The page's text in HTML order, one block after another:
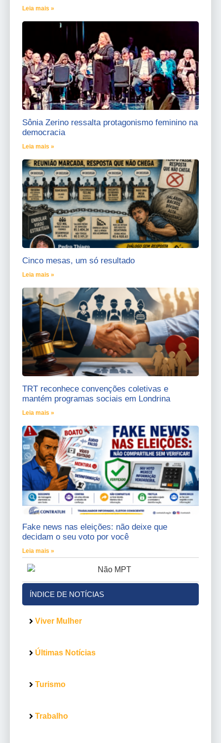
Leia mais »
Sônia Zerino ressalta protagonismo feminino na
democracia
Leia mais »
Cinco mesas, um só resultado
Leia mais »
TRT reconhece convenções coletivas e
mantém programas sociais em Londrina
Leia mais »
Fake news nas eleições: não deixe que
decidam o seu voto por você
Leia mais »
ÍNDICE DE NOTÍCIAS
Viver Mulher
Últimas Notícias
Turismo
Trabalho